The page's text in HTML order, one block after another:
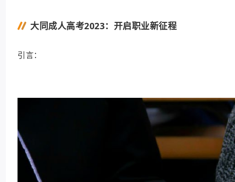
大同成人高考2023：开启职业新征程
引言：